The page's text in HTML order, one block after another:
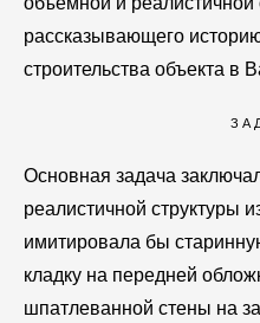
рассказывающего
строительства объекта в
Основная задача
реалистичной структуры
имитировала бы
кладку на передней
шпатлеванной стены на